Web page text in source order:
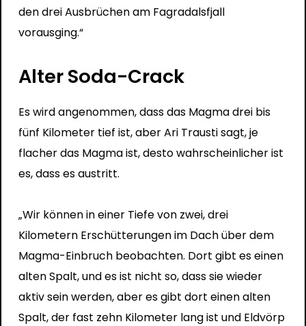
den drei Ausbrüchen am Fagradalsfjall
vorausging.“
Alter Soda-Crack
Es wird angenommen, dass das Magma drei bis
fünf Kilometer tief ist, aber Ari Trausti sagt, je
flacher das Magma ist, desto wahrscheinlicher ist
es, dass es austritt.
„Wir können in einer Tiefe von zwei, drei
Kilometern Erschütterungen im Dach über dem
Magma-Einbruch beobachten. Dort gibt es einen
alten Spalt, und es ist nicht so, dass sie wieder
aktiv sein werden, aber es gibt dort einen alten
Spalt, der fast zehn Kilometer lang ist und Eldvörp